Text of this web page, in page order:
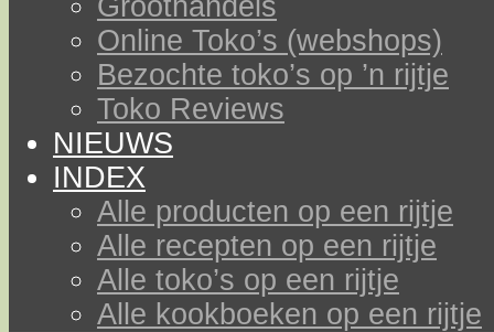
Groothandels
Online Toko’s (webshops)
Bezochte toko’s op ’n rijtje
Toko Reviews
NIEUWS
INDEX
Alle producten op een rijtje
Alle recepten op een rijtje
Alle toko’s op een rijtje
Alle kookboeken op een rijtje